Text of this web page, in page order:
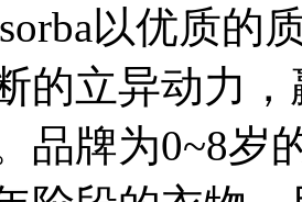
以优质的
的立异动力
品牌为0~8岁